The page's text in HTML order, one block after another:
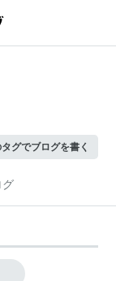
グでブログを書く
グ